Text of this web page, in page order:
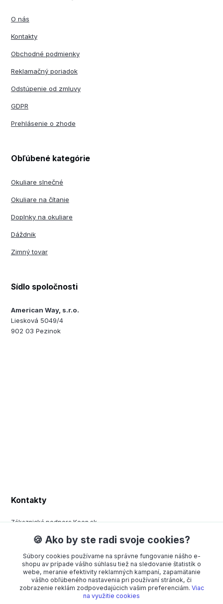
O nás
Kontakty
Obchodné podmienky
Reklamačný poriadok
Odstúpenie od zmluvy
GDPR
Prehlásenie o zhode
Obľúbené kategórie
Okuliare slnečné
Okuliare na čítanie
Doplnky na okuliare
Dáždnik
Zimný tovar
Sídlo spoločnosti
American Way, s.r.o.
Liesková 5049/4
902 03 Pezinok
Kontakty
Zákaznická podpora Keen.sk
+420 377 443 970
(Po-Pá, 8-15 hod.)
order@americanway.sk
🍪 Ako by ste radi svoje cookies?
Súbory cookies používame na správne fungovanie nášho e-
shopu av prípade vášho súhlasu tiež na sledovanie štatistík o
webe, meranie efektivity reklamných kampaní, zapamätanie
vášho obľúbeného nastavenia pri používaní stránok, či
zobrazenie reklám zodpovedajúcich vašim preferenciám. Viac
na využitie cookies